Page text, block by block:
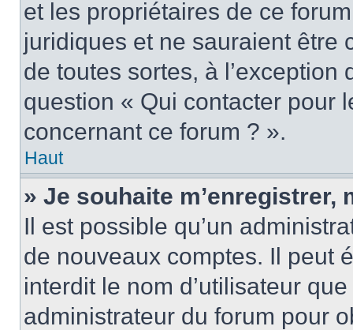
et les propriétaires de ce
juridiques et ne sauraient être
de toutes sortes, à
question « Qui contacter pour
concernant ce forum ? ».
Haut
» Je souhaite m’enregistrer,
Il est possible qu’un
de nouveaux comptes. Il peut
interdit le nom d’utilisateur
administrateur du forum pour